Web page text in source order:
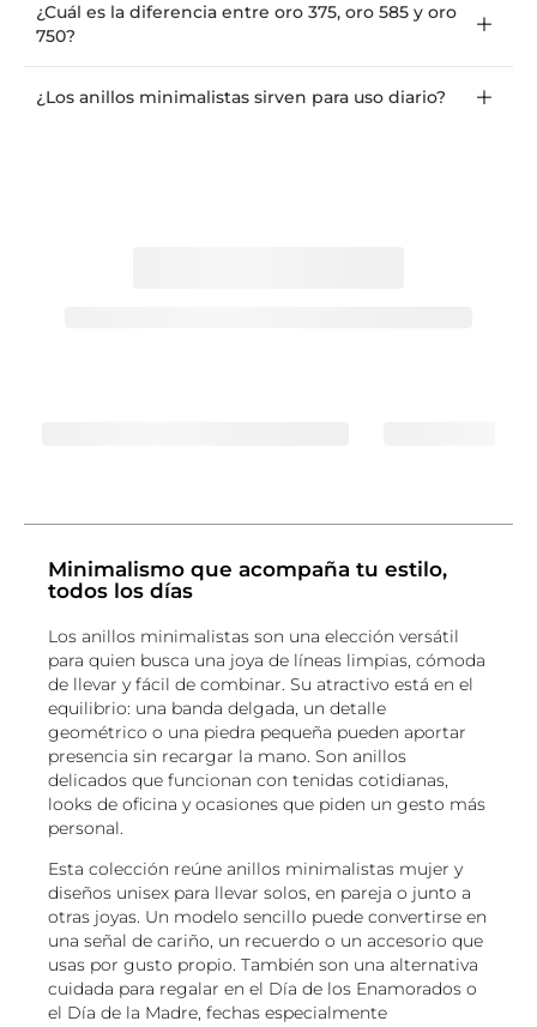
¿Cuál es la diferencia entre oro 375, oro 585 y oro
750?
¿Los anillos minimalistas sirven para uso diario?
Minimalismo que acompaña tu estilo,
todos los días
Los anillos minimalistas son una elección versátil
para quien busca una joya de líneas limpias, cómoda
de llevar y fácil de combinar. Su atractivo está en el
equilibrio: una banda delgada, un detalle
geométrico o una piedra pequeña pueden aportar
presencia sin recargar la mano. Son anillos
delicados que funcionan con tenidas cotidianas,
looks de oficina y ocasiones que piden un gesto más
personal.
Esta colección reúne anillos minimalistas mujer y
diseños unisex para llevar solos, en pareja o junto a
otras joyas. Un modelo sencillo puede convertirse en
una señal de cariño, un recuerdo o un accesorio que
usas por gusto propio. También son una alternativa
cuidada para regalar en el Día de los Enamorados o
el Día de la Madre, fechas especialmente